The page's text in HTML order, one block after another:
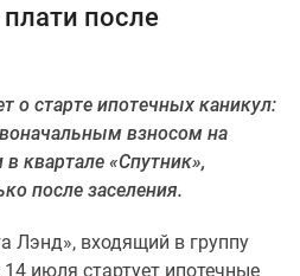
после
о старте ипотечных каникул:
взносом на
квартале «Спутник»,
после заселения.
Лэнд», входящий в группу
июля стартует ипотечные